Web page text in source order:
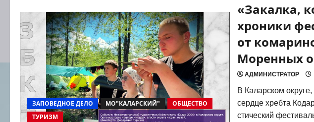
ЗАПОВЕДНОЕ ДЕЛО МО"КАЛАРСКИЙ"
ОБЩЕСТВО
ТУРИЗМ
«Закалка,
хроники
от
Моренных
АДМИНИСТРАТОР
В Калар­ском
серд­це хреб­та
сти­че­ский